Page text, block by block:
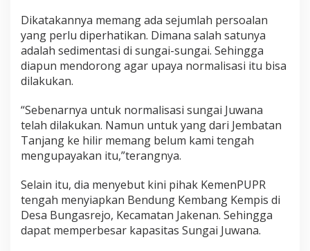
Dikatakannya memang ada sejumlah persoalan
yang perlu diperhatikan. Dimana salah satunya
adalah sedimentasi di sungai-sungai. Sehingga
diapun mendorong agar upaya normalisasi itu bisa
dilakukan.
“Sebenarnya untuk normalisasi sungai Juwana
telah dilakukan. Namun untuk yang dari Jembatan
Tanjang ke hilir memang belum kami tengah
mengupayakan itu,”terangnya.
Selain itu, dia menyebut kini pihak KemenPUPR
tengah menyiapkan Bendung Kembang Kempis di
Desa Bungasrejo, Kecamatan Jakenan. Sehingga
dapat memperbesar kapasitas Sungai Juwana.